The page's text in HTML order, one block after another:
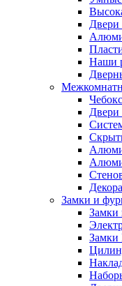
Двери
Наши
Двери
Замки и
Замки